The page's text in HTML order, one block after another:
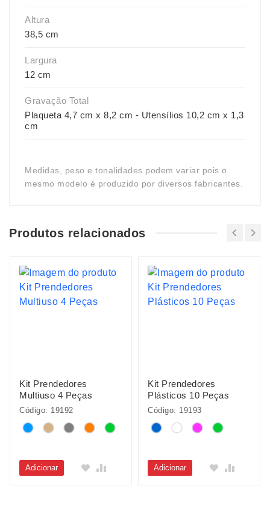
Altura
38,5 cm
Largura
12 cm
Gravação Total
Plaqueta 4,7 cm x 8,2 cm - Utensílios 10,2 cm x 1,3
cm
Medidas, peso e tonalidades podem variar pois o
mesmo modelo é produzido por diversos fabricantes.
Produtos relacionados
Kit Prendedores
Multiuso 4 Peças
Código: 19192
Adicionar
Kit Prendedores
Plásticos 10 Peças
Código: 19193
Adicionar